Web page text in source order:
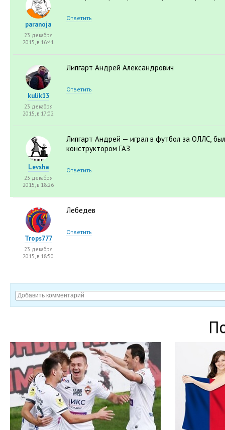
Ответить
paranoja
23 декабря
2015, в 16:41
Липгарт Андрей Александрович
Ответить
kulik13
23 декабря
2015, в 17:02
Липгарт Андрей — играл в футбол за ОЛЛС,
конструктором ГАЗ
Ответить
Levsha
23 декабря
2015, в 18:26
Лебедев
Ответить
Trops777
23 декабря
2015, в 18:50